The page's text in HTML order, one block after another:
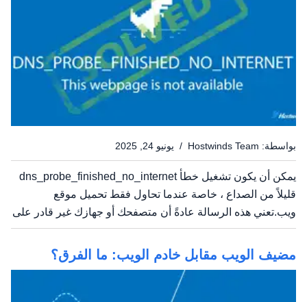
بواسطة: Hostwinds Team / يونيو 24, 2025
يمكن أن يكون تشغيل خطأ dns_probe_finished_no_internet
قليلاً من الصداع ، خاصة عندما تحاول فقط تحميل موقع
ويب.تعني هذه الرسالة عادةً أن متصفحك أو جهازك غير قادر على
الاتصال بالإنترنت - غالبًا لأن هناك خطأ ما في DNS. في هذا
الدليل ، سنشرح ما يعنيه هذا الخطأ فعليًا ، عندما يظهر...
مضيف الويب مقابل خادم الويب: ما الفرق؟